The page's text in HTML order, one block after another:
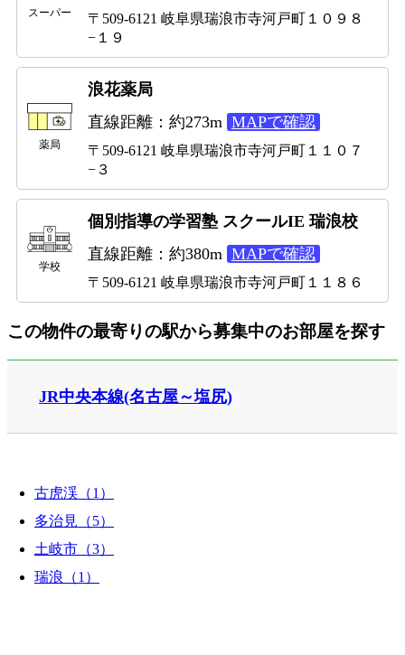
スーパー
〒509-6121 岐阜県瑞浪市寺河戸町１０９８
−１９
薬局
浪花薬局
直線距離：約273m MAPで確認
〒509-6121 岐阜県瑞浪市寺河戸町１１０７
−３
学校
個別指導の学習塾 スクールIE 瑞浪校
直線距離：約380m MAPで確認
〒509-6121 岐阜県瑞浪市寺河戸町１１８６
この物件の最寄りの駅から募集中のお部屋を探す
JR中央本線(名古屋～塩尻)
古虎渓（1）
多治見（5）
土岐市（3）
瑞浪（1）